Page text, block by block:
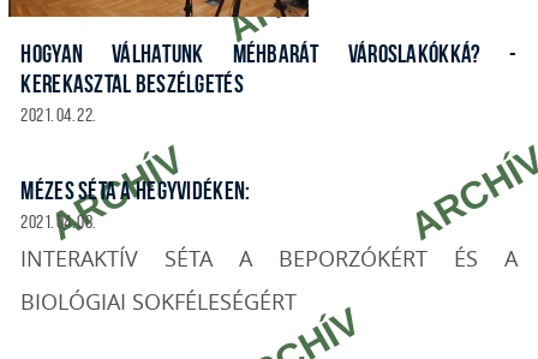
HOGYAN VÁLHATUNK MÉHBARÁT VÁROSLAKÓKKÁ? -
KEREKASZTAL BESZÉLGETÉS
2021. 04. 22.
MÉZES SÉTA A HEGYVIDÉKEN:
2021. 04. 08.
INTERAKTÍV SÉTA A BEPORZÓKÉRT ÉS A
BIOLÓGIAI SOKFÉLESÉGÉRT